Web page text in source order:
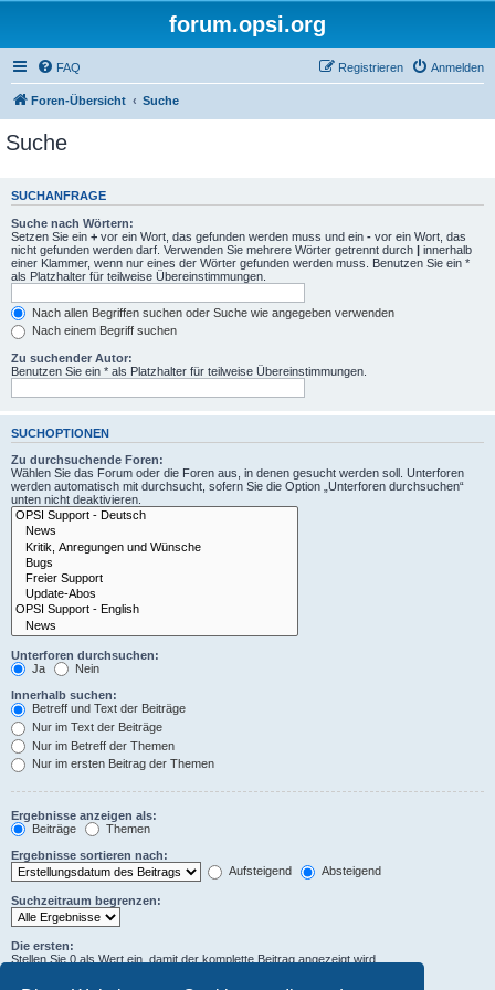
forum.opsi.org
FAQ Anmelden
Registrieren
Foren-Übersicht Suche
Suche
SUCHANFRAGE
Suche nach Wörtern:
Setzen Sie ein + vor ein Wort, das gefunden werden muss und ein - vor ein Wort, das
nicht gefunden werden darf. Verwenden Sie mehrere Wörter getrennt durch | innerhalb
einer Klammer, wenn nur eines der Wörter gefunden werden muss. Benutzen Sie ein *
als Platzhalter für teilweise Übereinstimmungen.
Nach allen Begriffen suchen oder Suche wie angegeben verwenden
Nach einem Begriff suchen
Zu suchender Autor:
Benutzen Sie ein * als Platzhalter für teilweise Übereinstimmungen.
SUCHOPTIONEN
Zu durchsuchende Foren:
Wählen Sie das Forum oder die Foren aus, in denen gesucht werden soll. Unterforen
werden automatisch mit durchsucht, sofern Sie die Option „Unterforen durchsuchen“
unten nicht deaktivieren.
Unterforen durchsuchen:
Ja
Nein
Innerhalb suchen:
Betreff und Text der Beiträge
Nur im Text der Beiträge
Nur im Betreff der Themen
Nur im ersten Beitrag der Themen
Ergebnisse anzeigen als:
Beiträge
Themen
Ergebnisse sortieren nach:
Aufsteigend
Absteigend
Suchzeitraum begrenzen:
Die ersten:
Stellen Sie 0 als Wert ein, damit der komplette Beitrag angezeigt wird.